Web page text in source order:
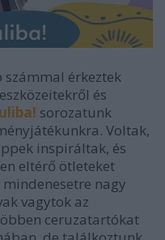
számmal érkeztek
és
sorozatunk
Voltak,
inspiráltak, és
eltérő ötleteket
nagy
vagytok az
ceruzatartókat